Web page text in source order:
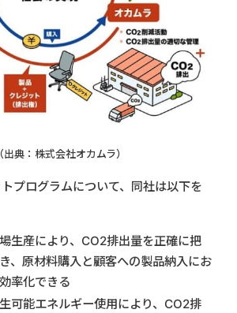
（出典：株式会社オカムラ）
プログラムについて、同社は以下を
生産により、CO2排出量を正確に把
、原材料購入と顧客への製品納入にお
率化できる
可能エネルギー使用により、CO2排